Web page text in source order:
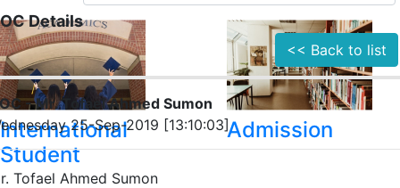
International
Student
Admission
Details
<< Back to list
- Mr. Tofael Ahmed Sumon
25-Sep-2019 [13:10:03]
Tofael Ahmed Sumon